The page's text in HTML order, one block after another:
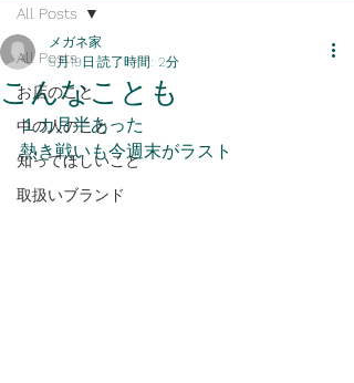
All Posts
お店のこと
中の人のこと
知ってほしいこと
取扱いブランド
All Posts
こんなことも
メガネ家
5月19日 読了時間: 2分
１カ月半あった
熱き戦いも今週末がラスト